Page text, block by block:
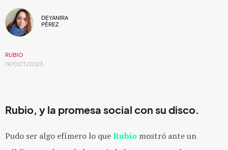
DEYANIRA
PÉREZ
RUBIO
19/OCT/2023
Rubio, y la promesa social con su disco.
Pudo ser algo efímero lo queRubio mostró ante un